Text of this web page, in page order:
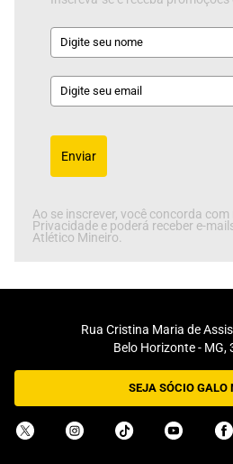
Enviar
Ao se inscrever, você concorda
Privacidade e poderá receber e-
Atlético Mineiro.
Rua Cristina Maria de
Belo Horizonte - MG,
SEJA SÓCIO GALO